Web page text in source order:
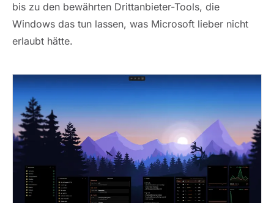
bis zu den bewährten Drittanbieter-Tools, die
Windows das tun lassen, was Microsoft lieber nicht
erlaubt hätte.